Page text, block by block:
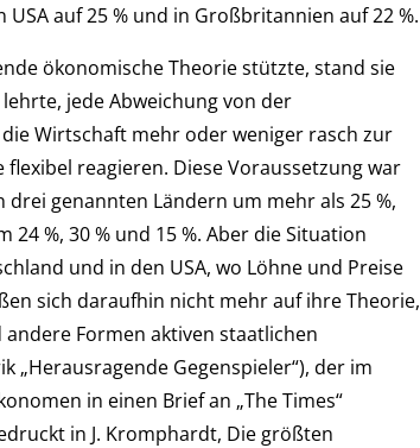
auf 25 % und in Großbritannien auf 22 %.
ökonomische Theorie stützte, stand sie
jede Abweichung von der
Wirtschaft mehr oder weniger rasch zur
reagieren. Diese Voraussetzung war
genannten Ländern um mehr als 25 %,
24 %, 30 % und 15 %. Aber die Situation
und in den USA, wo Löhne und Preise
sich daraufhin nicht mehr auf ihre Theorie,
Formen aktiven staatlichen
„Herausragende Gegenspieler“), der im
in einen Brief an „The Times“
in J. Kromphardt, Die größten